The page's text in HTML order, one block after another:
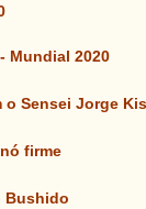
Mundial 2020
o Sensei Jorge
firme
Bushido